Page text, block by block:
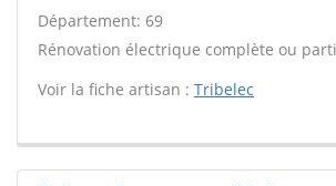
Département: 69
Rénovation électrique complète ou
Voir la fiche artisan : Tribelec